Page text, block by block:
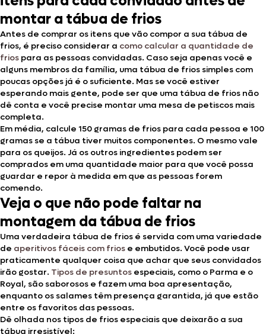
montar a tábua de frios
Antes de comprar os itens que vão compor a sua tábua de
frios, é preciso considerar a como calcular a quantidade de
frios para as pessoas convidadas. Caso seja apenas você e
alguns membros da família, uma tábua de frios simples com
poucas opções já é o suficiente. Mas se você estiver
esperando mais gente, pode ser que uma tábua de frios não
dê conta e você precise montar uma mesa de petiscos mais
completa.
Em média, calcule 150 gramas de frios para cada pessoa e 100
gramas se a tábua tiver muitos componentes. O mesmo vale
para os queijos. Já os outros ingredientes podem ser
comprados em uma quantidade maior para que você possa
guardar e repor à medida em que as pessoas forem
comendo.
Veja o que não pode faltar na
montagem da tábua de frios
Uma verdadeira tábua de frios é servida com uma variedade
de aperitivos fáceis com frios e embutidos. Você pode usar
praticamente qualquer coisa que achar que seus convidados
irão gostar. Tipos de presuntos especiais, como o Parma e o
Royal, são saborosos e fazem uma boa apresentação,
enquanto os salames têm presença garantida, já que estão
entre os favoritos das pessoas.
Dê olhada nos tipos de frios especiais que deixarão a sua
tábua irresistível: